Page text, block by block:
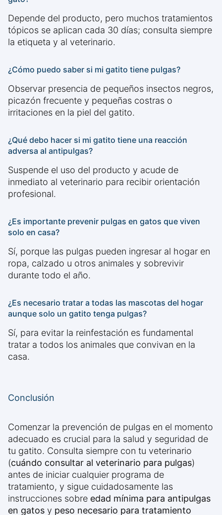
Depende del producto, pero muchos tratamientos
tópicos se aplican cada 30 días; consulta siempre
la etiqueta y al veterinario.
¿Cómo puedo saber si mi gatito tiene pulgas?
Observar presencia de pequeños insectos negros,
picazón frecuente y pequeñas costras o
irritaciones en la piel del gatito.
¿Qué debo hacer si mi gatito tiene una reacción
adversa al antipulgas?
Suspende el uso del producto y acude de
inmediato al veterinario para recibir orientación
profesional.
¿Es importante prevenir pulgas en gatos que viven
solo en casa?
Sí, porque las pulgas pueden ingresar al hogar en
ropa, calzado u otros animales y sobrevivir
durante todo el año.
¿Es necesario tratar a todas las mascotas del hogar
aunque solo un gatito tenga pulgas?
Sí, para evitar la reinfestación es fundamental
tratar a todos los animales que convivan en la
casa.
Conclusión
Comenzar la prevención de pulgas en el momento
adecuado es crucial para la salud y seguridad de
tu gatito. Consulta siempre con tu veterinario
(cuándo consultar al veterinario para pulgas)
antes de iniciar cualquier programa de
tratamiento, y sigue cuidadosamente las
instrucciones sobre edad mínima para antipulgas
en gatos y peso necesario para tratamiento